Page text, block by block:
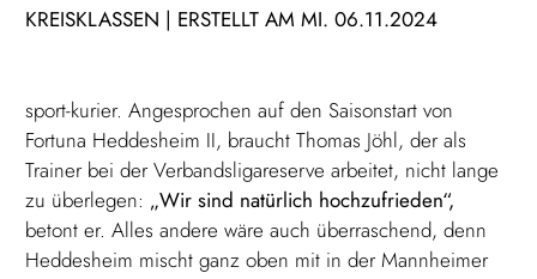
KREISKLASSEN | ERSTELLT AM MI. 06.11.2024
sport-kurier. Angesprochen auf den Saisonstart von
Fortuna Heddesheim II, braucht Thomas Jöhl, der als
Trainer bei der Verbandsligareserve arbeitet, nicht lange
zu überlegen: „Wir sind natürlich hochzufrieden“,
betont er. Alles andere wäre auch überraschend, denn
Heddesheim mischt ganz oben mit in der Mannheimer